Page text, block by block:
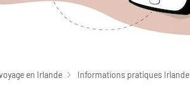
en Irlande Informations pratiques Irlande